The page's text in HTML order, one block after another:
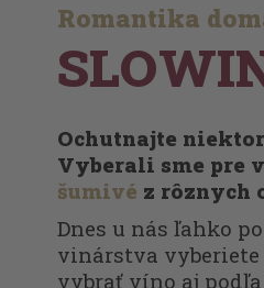
Romantika
Ochutnajte
Vyberali sme pre
šumivé z rôznych
Dnes u nás ľahko
vinárstva vyberiete
vybrať víno aj